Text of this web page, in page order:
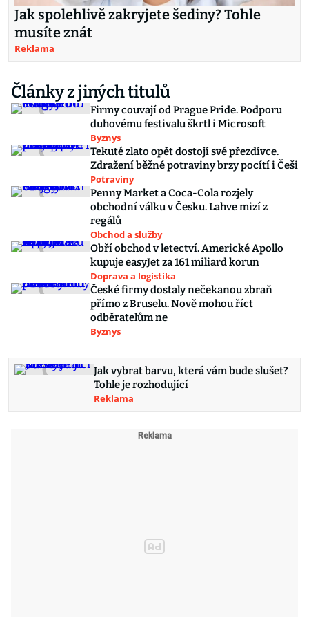
Jak spolehlivě zakryjete šediny? Tohle
musíte znát
Reklama
Články z jiných titulů
Firmy couvají od Prague Pride. Podporu
duhovému festivalu škrtl i Microsoft
Byznys
Tekuté zlato opět dostojí své přezdívce.
Zdražení běžné potraviny brzy pocítí i Češi
Potraviny
Penny Market a Coca-Cola rozjely
obchodní válku v Česku. Lahve mizí z
regálů
Obchod a služby
Obří obchod v letectví. Americké Apollo
kupuje easyJet za 161 miliard korun
Doprava a logistika
České firmy dostaly nečekanou zbraň
přímo z Bruselu. Nově mohou říct
odběratelům ne
Byznys
Jak vybrat barvu, která vám bude slušet?
Tohle je rozhodující
Reklama